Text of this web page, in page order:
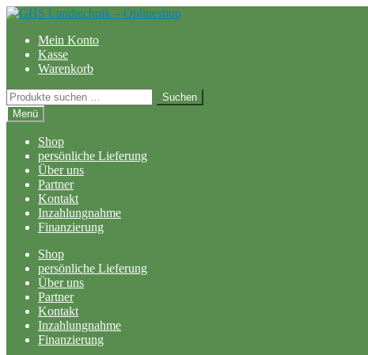
Zur
springen
Zum
springenMein Konto
Kasse
Warenkorb
Suchen
nach:
Suchen
Menü
Shop
persönliche Lieferung
Über uns
Partner
Kontakt
Inzahlungnahme
Finanzierung
Shop
persönliche Lieferung
Über uns
Partner
Kontakt
Inzahlungnahme
Finanzierung